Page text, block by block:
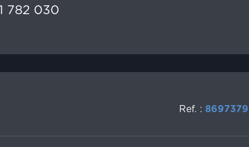
782 030
Ref. :